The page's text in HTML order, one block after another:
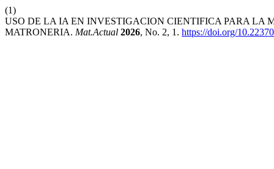
(1)
USO DE LA IA EN INVESTIGACION CIENTIFICA PARA LA
MATRONERIA. Mat.Actual 2026, No. 2, 1. https://doi.org/